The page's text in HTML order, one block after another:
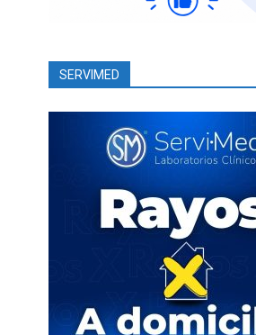
SERVIMED